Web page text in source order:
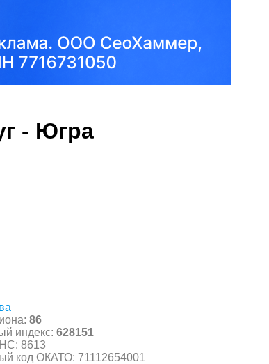
- Югра
86
индекс: 628151
8613
код ОКАТО: 71112654001